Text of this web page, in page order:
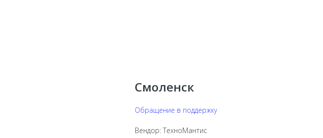
Смоленск
Обращение в поддержку
Вендор: ТехноМантис